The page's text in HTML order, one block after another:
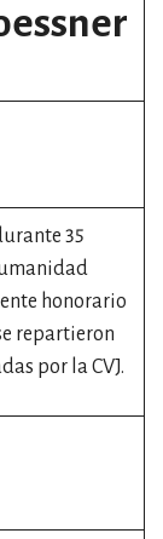
35
honorario
repartieron
por la CVJ.